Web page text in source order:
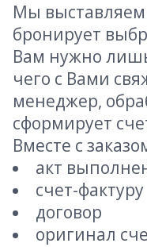
Мы выставляем
бронирует
Вам нужно
чего с Вами
менеджер,
сформирует
Вместе с
акт
счет-фактуру
договор
оригинал